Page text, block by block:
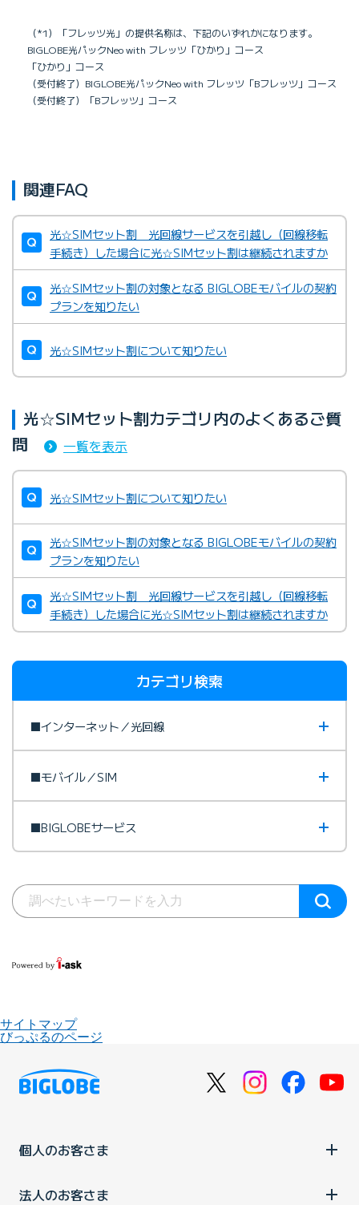
（*1）「フレッツ光」の提供名称は、下記のいずれかになります。
BIGLOBE光パックNeo with フレッツ「ひかり」コース
「ひかり」コース
（受付終了）BIGLOBE光パックNeo with フレッツ「Bフレッツ」コース
（受付終了）「Bフレッツ」コース
関連FAQ
光☆SIMセット割 光回線サービスを引越し（回線移転
手続き）した場合に光☆SIMセット割は継続されますか
光☆SIMセット割の対象となる BIGLOBEモバイルの契約
プランを知りたい
光☆SIMセット割について知りたい
光☆SIMセット割カテゴリ内のよくあるご質
問
一覧を表示
光☆SIMセット割について知りたい
光☆SIMセット割の対象となる BIGLOBEモバイルの契約
プランを知りたい
光☆SIMセット割 光回線サービスを引越し（回線移転
手続き）した場合に光☆SIMセット割は継続されますか
カテゴリ検索
■インターネット／光回線
■モバイル／SIM
■BIGLOBEサービス
サイトマップ
びっぷるのページ
個人のお客さま
法人のお客さま